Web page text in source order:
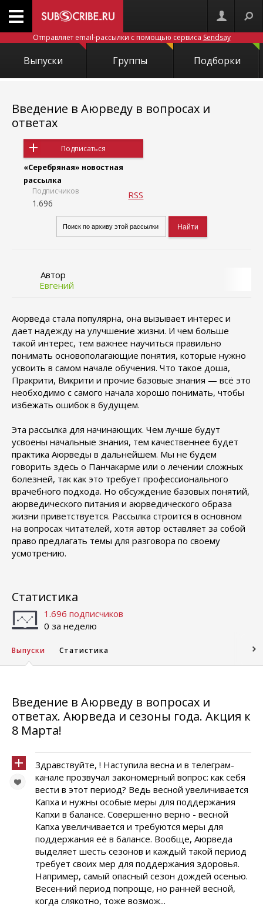
Отправляет email-рассылки с помощью сервиса Sendsay
Выпуски Группы Подборки
Введение в Аюрведу в вопросах и
ответах
Подписаться
«Серебряная» новостная
рассылка
Подписчиков
1.696
RSS
Автор
Евгений
Аюрведа стала популярна, она вызывает интерес и
дает надежду на улучшение жизни. И чем больше
такой интерес, тем важнее научиться правильно
понимать основополагающие понятия, которые нужно
усвоить в самом начале обучения. Что такое доша,
Пракрити, Викрити и прочие базовые знания — всё это
необходимо с самого начала хорошо понимать, чтобы
избежать ошибок в будущем.
Эта рассылка для начинающих. Чем лучше будут
усвоены начальные знания, тем качественнее будет
практика Аюрведы в дальнейшем. Мы не будем
говорить здесь о Панчакарме или о лечении сложных
болезней, так как это требует профессионального
врачебного подхода. Но обсуждение базовых понятий,
аюрведического питания и аюрведического образа
жизни приветствуется. Рассылка строится в основном
на вопросах читателей, хотя автор оставляет за собой
право предлагать темы для разговора по своему
усмотрению.
Статистика
1.696 подписчиков
0 за неделю
Выпуски Статистика
Введение в Аюрведу в вопросах и
ответах. Аюрведа и сезоны года. Акция к
8 Марта!
Здравствуйте, ! Наступила весна и в телеграм-
канале прозвучал закономерный вопрос: как себя
вести в этот период? Ведь весной увеличивается
Капха и нужны особые меры для поддержания
Капхи в балансе. Совершенно верно - весной
Капха увеличивается и требуются меры для
поддержания её в балансе. Вообще, Аюрведа
выделяет шесть сезонов и каждый такой период
требует своих мер для поддержания здоровья.
Например, самый опасный сезон дождей осенью.
Весенний период попроще, но ранней весной,
когда слякотно, тоже возмож...